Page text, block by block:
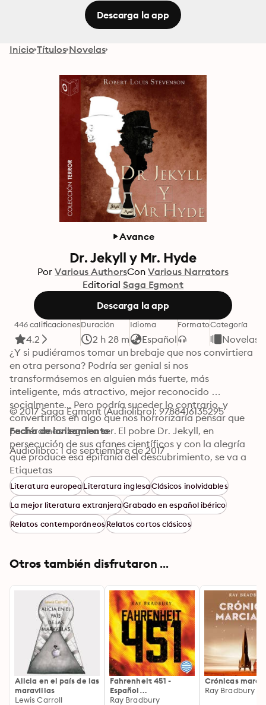
Descarga la app
Inicio Títulos Novelas
Avance
Dr. Jekyll y Mr. Hyde
Por Various AuthorsCon Various Narrators
Editorial Saga Egmont
Descarga la app
446 calificaciones
4.2
Duración
2 h 28 m
Idioma
Español
FormatoCategoría
Novelas
¿Y si pudiéramos tomar un brebaje que nos convirtiera
en otra persona? Podría ser genial si nos
transformásemos en alguien más fuerte, más
inteligente, más atractivo, mejor reconocido
socialmente... Pero podría suceder lo contrario, y
convertirnos en algo que nos horrorizaría pensar que
pudiéramos llegar a ser. El pobre Dr. Jekyll, en
persecución de sus afanes científicos y con la alegría
que produce esa epifanía del descubrimiento, se va a
dar cuenta tarde de algo que jamás se habría
imaginado.
© 2017 Saga Egmont (Audiolibro): 9788416135295
Fecha de lanzamiento
Audiolibro: 1 de septiembre de 2017
Etiquetas
Literatura europeaLiteratura inglesaClásicos inolvidables
La mejor literatura extranjeraGrabado en español ibérico
Relatos contemporáneosRelatos cortos clásicos
Otros también disfrutaron ...
Alicia en el país de las
maravillas
Lewis Carroll
Fahrenheit 451 -
Español
(Latinoamérica)
Ray Bradbury
Crónicas
Ray Bradbury